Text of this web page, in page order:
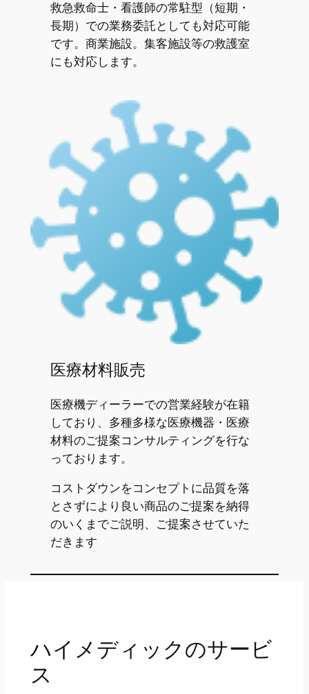
救急救命士・看護師の常駐型（短期・
長期）での業務委託としても対応可能
です。商業施設。集客施設等の救護室
にも対応します。
医療材料販売
医療機ディーラーでの営業経験が在籍
しており、多種多様な医療機器・医療
材料のご提案コンサルティングを行な
っております。
コストダウンをコンセプトに品質を落
とさずにより良い商品のご提案を納得
のいくまでご説明、ご提案させていた
だきます
ハイメディックのサービ
ス